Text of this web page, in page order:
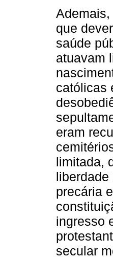
que
saúde
atuavam
católicas
eram
limitada,
liberdade
precária
ingresso
secular